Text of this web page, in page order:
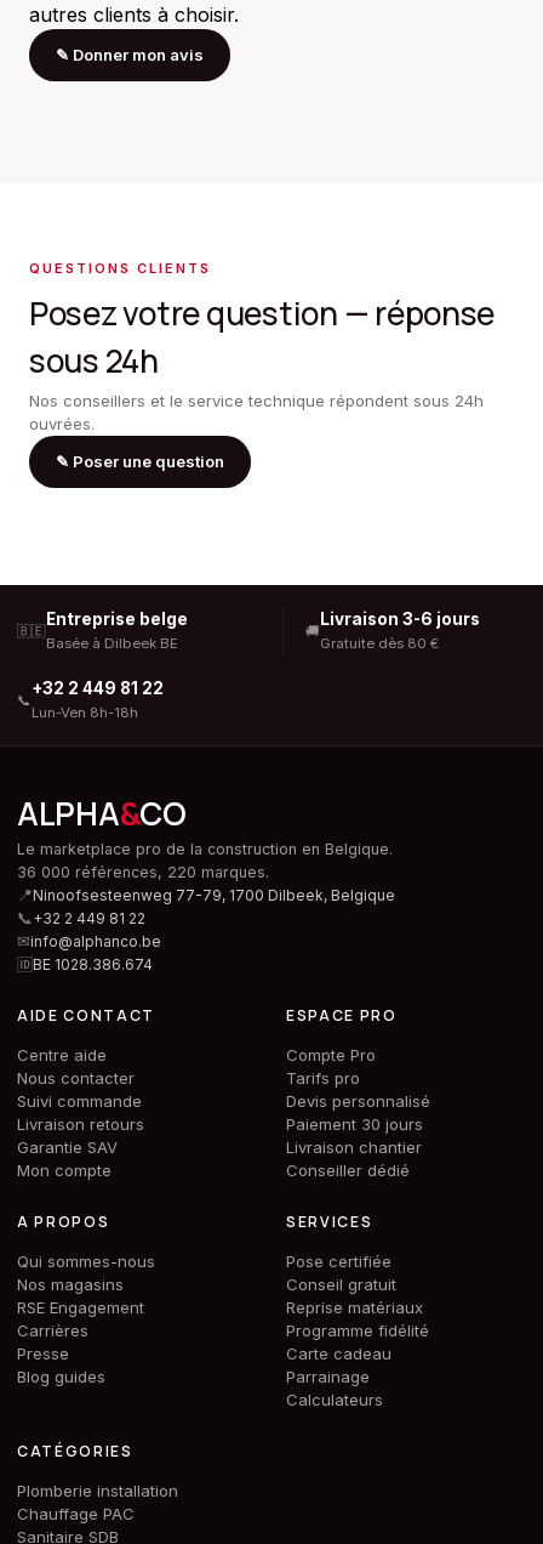
autres clients à choisir.
✎ Donner mon avis
QUESTIONS CLIENTS
Posez votre question — réponse
sous 24h
Nos conseillers et le service technique répondent sous 24h
ouvrées.
✎ Poser une question
🇧🇪
Entreprise belge
Basée à Dilbeek BE
🚚
Livraison 3-6 jours
Gratuite dès 80 €
📞
+32 2 449 81 22
Lun-Ven 8h-18h
ALPHA&CO
Le marketplace pro de la construction en Belgique.
36 000 références, 220 marques.
📍Ninoofsesteenweg 77-79, 1700 Dilbeek, Belgique
📞+32 2 449 81 22
✉info@alphanco.be
🆔BE 1028.386.674
AIDE CONTACT
Centre aide
Nous contacter
Suivi commande
Livraison retours
Garantie SAV
Mon compte
ESPACE PRO
Compte Pro
Tarifs pro
Devis personnalisé
Paiement 30 jours
Livraison chantier
Conseiller dédié
A PROPOS
Qui sommes-nous
Nos magasins
RSE Engagement
Carrières
Presse
Blog guides
SERVICES
Pose certifiée
Conseil gratuit
Reprise matériaux
Programme fidélité
Carte cadeau
Parrainage
Calculateurs
CATÉGORIES
Plomberie installation
Chauffage PAC
Sanitaire SDB